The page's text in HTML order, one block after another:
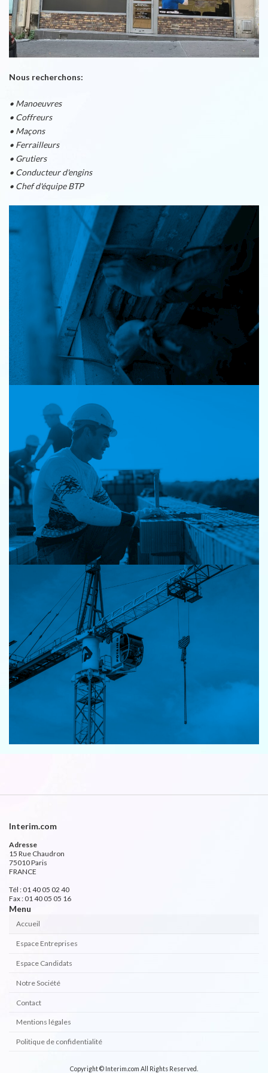
Nous recherchons:
• Manoeuvres
• Coffreurs
• Maçons
• Ferrailleurs
• Grutiers
• Conducteur d'engins
• Chef d'équipe BTP
Interim.com
Adresse
15 Rue Chaudron
75010 Paris
FRANCE
Tél : 01 40 05 02 40
Fax : 01 40 05 05 16
Menu
Accueil
Espace Entreprises
Espace Candidats
Notre Société
Contact
Mentions légales
Politique de confidentialité
Copyright © Interim.com All Rights Reserved.